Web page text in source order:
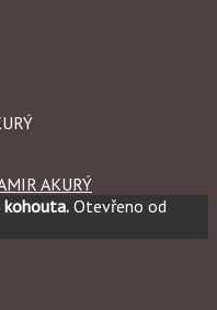
AKURÝ
Otevřeno od